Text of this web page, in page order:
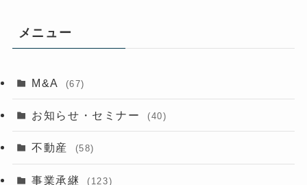
メニュー
M&A (67)
お知らせ・セミナー (40)
不動産 (58)
事業承継 (123)